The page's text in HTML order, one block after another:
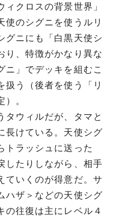
クロスの背景世界」
使のシグニを使うルリ
グニにも「白黒天使シ
り、特徴がかなり異な
ニ」でデッキを組むこ
扱う（後者を使う「リ
。
タウィルだが、タマと
長けている。天使シグ
トラッシュに送った
したりしながら、相手
ていくのが得意だ。サ
ハザ＞などの天使シグ
の往復は主にレベル４